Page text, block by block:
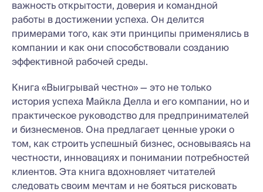
важность открытости, доверия и командной
работы в достижении успеха. Он делится
примерами того, как эти принципы применялись в
компании и как они способствовали созданию
эффективной рабочей среды.
Книга «Выигрывай честно» — это не только
история успеха Майкла Делла и его компании, но и
практическое руководство для предпринимателей
и бизнесменов. Она предлагает ценные уроки о
том, как строить успешный бизнес, основываясь на
честности, инновациях и понимании потребностей
клиентов. Эта книга вдохновляет читателей
следовать своим мечтам и не бояться рисковать